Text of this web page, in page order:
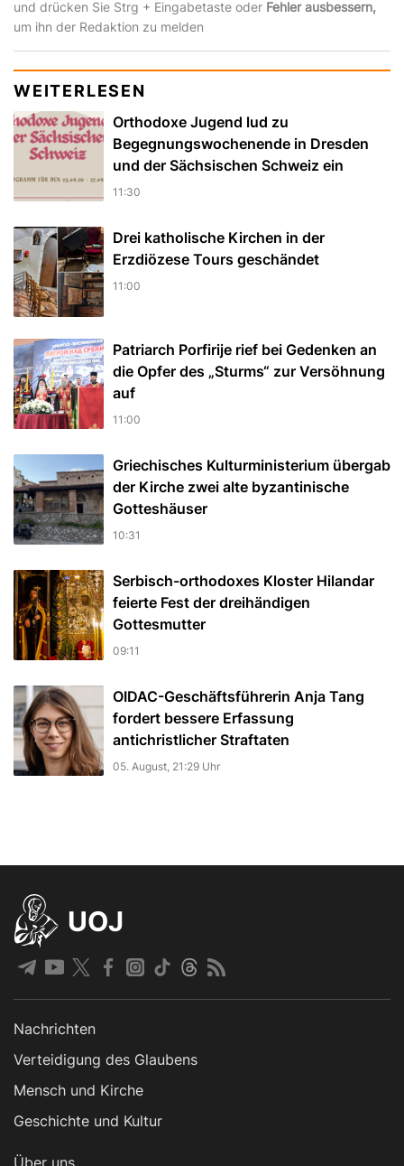
und drücken Sie Strg + Eingabetaste oder Fehler ausbessern,
um ihn der Redaktion zu melden
WEITERLESEN
Orthodoxe Jugend lud zu
Begegnungswochenende in Dresden
und der Sächsischen Schweiz ein
11:30
Drei katholische Kirchen in der
Erzdiözese Tours geschändet
11:00
Patriarch Porfirije rief bei Gedenken an
die Opfer des „Sturms“ zur Versöhnung
auf
11:00
Griechisches Kulturministerium übergab
der Kirche zwei alte byzantinische
Gotteshäuser
10:31
Serbisch-orthodoxes Kloster Hilandar
feierte Fest der dreihändigen
Gottesmutter
09:11
OIDAC-Geschäftsführerin Anja Tang
fordert bessere Erfassung
antichristlicher Straftaten
05. August, 21:29 Uhr
UOJ
Nachrichten
Verteidigung des Glaubens
Mensch und Kirche
Geschichte und Kultur